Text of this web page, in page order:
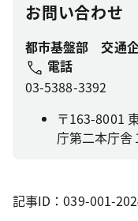
お問い合わせ
都市基盤部 交通
電話
03-5388-3392
〒163-8001
庁第二本庁舎
記事ID：039-001-